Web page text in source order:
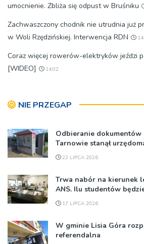
umocnienie. Zbliża się odpust w Bruśniku
Zachwaszczony chodnik nie utrudnia już
w Woli Rzędzińskiej. Interwencja RDN
Coraz więcej rowerów-elektryków jeździ
[WIDEO]
14:02
NIE PRZEGAP
Odbieranie dokumentów
Tarnowie stanął
22 LIPCA 2026
Trwa nabór na kierunek
ANS. Ilu studentów
17 LIPCA 2026
W gminie Lisia Góra
referendalna